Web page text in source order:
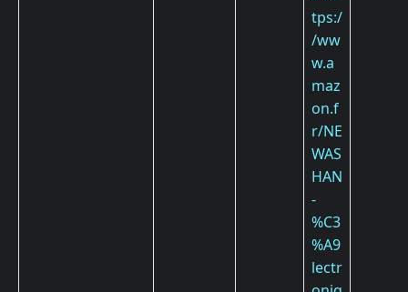
tps:/
/ww
w.a
maz
on.f
r/NE
WAS
HAN
-
%C3
%A9
lectr